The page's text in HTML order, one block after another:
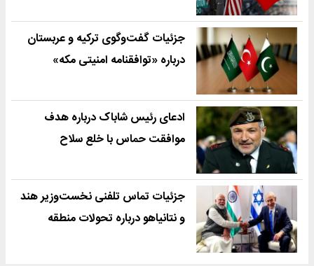
جزئیات گفت‌وگوی ترکیه و عربستان
درباره «توافقنامه امنیتی مکه»
ادعای رئیس شاباک درباره هدف
موافقت حماس با خلع سلاح
جزئیات تماس تلفنی نخست‌وزیر هند
و نتانیاهو درباره تحولات منطقه